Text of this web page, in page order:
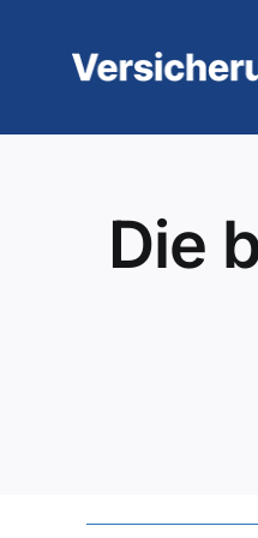
springen
Die